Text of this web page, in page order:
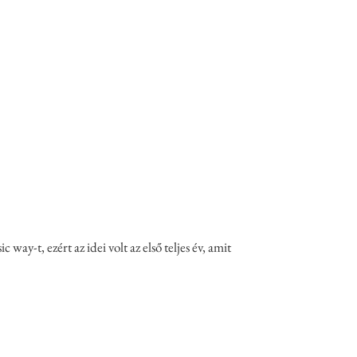
way-t, ezért az idei volt az első teljes év, amit